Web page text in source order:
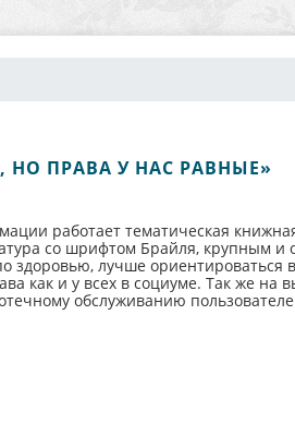
ПРАВА У НАС РАВНЫЕ»
работает тематическая
со шрифтом Брайля, крупным
здоровью, лучше ориентироваться
как и у всех в социуме. Так же на
обслуживанию